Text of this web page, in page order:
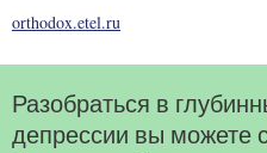
orthodox.etel.ru
Разобраться в
депрессии вы можете